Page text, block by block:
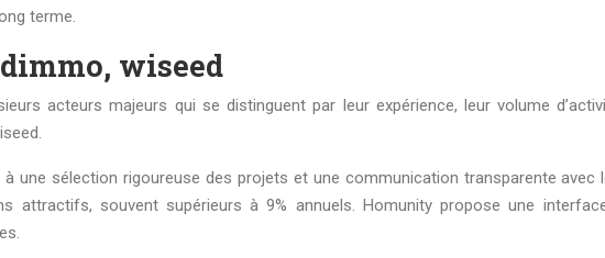
terme.
wiseed
acteurs majeurs qui se distinguent par leur expérience, leur volume
une sélection rigoureuse des projets et une communication transparente
souvent supérieurs à 9% annuels. Homunity propose une